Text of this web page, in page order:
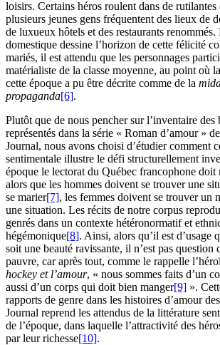
loisirs. Certains héros roulent dans de rutilantes
plusieurs jeunes gens fréquentent des lieux de
de luxueux hôtels et des restaurants
domestique dessine l’horizon de cette félicité
mariés, il est attendu que les personnages
matérialiste de la classe moyenne, au point où
cette époque a pu être décrite comme de la
propaganda[6].
Plutôt que de nous pencher sur l’inventaire des
représentés dans la série « Roman d’amour »
Journal, nous avons choisi d’étudier comment
sentimentale illustre le défi structurellement
époque le lectorat du Québec francophone doit
alors que les hommes doivent se trouver une
se marier[7], les femmes doivent se trouver un
une situation. Les récits de notre corpus
genrés dans un contexte hétéronormatif et
hégémonique[8]. Ainsi, alors qu’il est d’usage
soit une beauté ravissante, il n’est pas question
pauvre, car après tout, comme le rappelle
hockey et l’amour, « nous sommes faits d’un
aussi d’un corps qui doit bien manger[9] ».
rapports de genre dans les histoires d’amour
Journal reprend les attendus de la littérature
de l’époque, dans laquelle l’attractivité des
par leur richesse[10].